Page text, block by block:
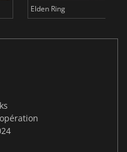
Elden Ring